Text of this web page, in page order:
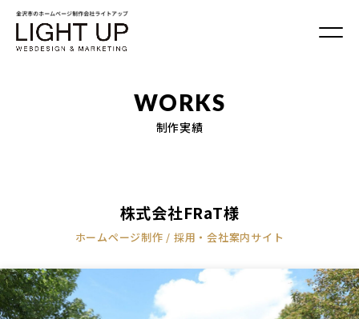
WORKS
制作実績
株式会社FRaT様
ホームページ制作 / 採用・会社案内サイト